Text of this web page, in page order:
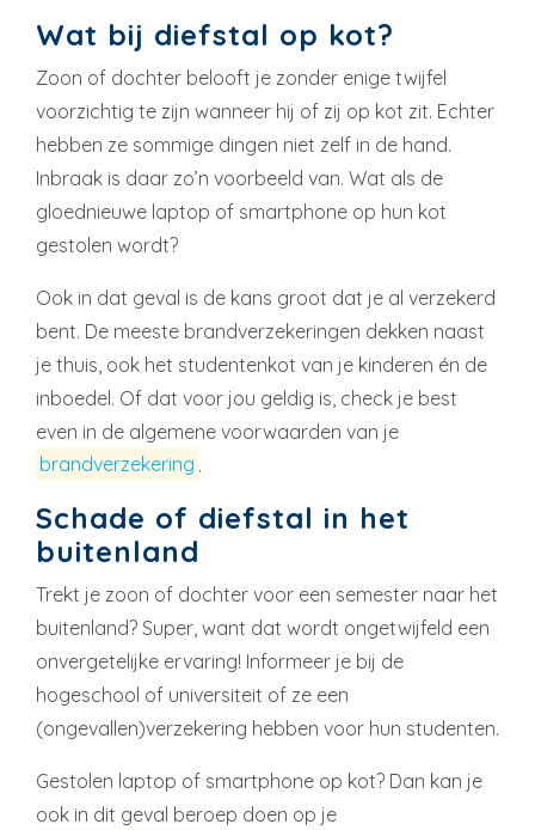
Wat bij diefstal op kot?
Zoon of dochter belooft je zonder enige twijfel
voorzichtig te zijn wanneer hij of zij op kot zit. Echter
hebben ze sommige dingen niet zelf in de hand.
Inbraak is daar zo’n voorbeeld van. Wat als de
gloednieuwe laptop of smartphone op hun kot
gestolen wordt?
Ook in dat geval is de kans groot dat je al verzekerd
bent. De meeste brandverzekeringen dekken naast
je thuis, ook het studentenkot van je kinderen én de
inboedel. Of dat voor jou geldig is, check je best
even in de algemene voorwaarden van je
brandverzekering .
Schade of diefstal in het
buitenland
Trekt je zoon of dochter voor een semester naar het
buitenland? Super, want dat wordt ongetwijfeld een
onvergetelijke ervaring! Informeer je bij de
hogeschool of universiteit of ze een
(ongevallen)verzekering hebben voor hun studenten.
Gestolen laptop of smartphone op kot? Dan kan je
ook in dit geval beroep doen op je